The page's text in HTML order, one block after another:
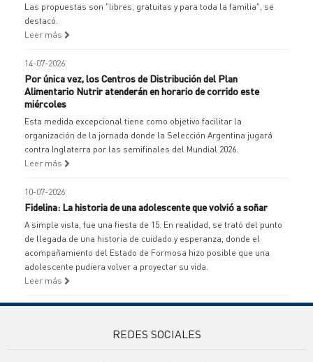
Las propuestas son "libres, gratuitas y para toda la familia", se
destacó.
Leer más
14-07-2026
Por única vez, los Centros de Distribución del Plan
Alimentario Nutrir atenderán en horario de corrido este
miércoles
Esta medida excepcional tiene como objetivo facilitar la
organización de la jornada donde la Selección Argentina jugará
contra Inglaterra por las semifinales del Mundial 2026.
Leer más
10-07-2026
Fidelina: La historia de una adolescente que volvió a soñar
A simple vista, fue una fiesta de 15. En realidad, se trató del punto
de llegada de una historia de cuidado y esperanza, donde el
acompañamiento del Estado de Formosa hizo posible que una
adolescente pudiera volver a proyectar su vida.
Leer más
REDES SOCIALES